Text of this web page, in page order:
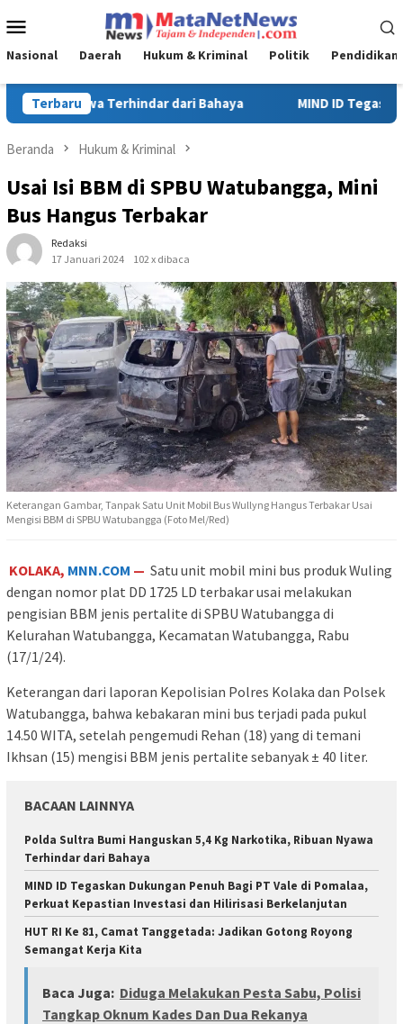
ke
Mobile
Nasional Daerah Hukum & Kriminal Politik Pendidikan
Terbaru
MIND ID Tegaskan Dukungan Penuh Bagi PT Vale di
Beranda Hukum & Kriminal
Usai Isi BBM di SPBU Watubangga, Mini
Bus Hangus Terbakar
Redaksi
17 Januari 2024
102 x dibaca
Keterangan Gambar, Tanpak Satu Unit Mobil Bus Wullyng Hangus Terbakar Usai
Mengisi BBM di SPBU Watubangga (Foto Mel/Red)
KOLAKA, MNN.COM — Satu unit mobil mini bus produk Wuling
dengan nomor plat DD 1725 LD terbakar usai melakukan
pengisian BBM jenis pertalite di SPBU Watubangga di
Kelurahan Watubangga, Kecamatan Watubangga, Rabu
(17/1/24).
Keterangan dari laporan Kepolisian Polres Kolaka dan Polsek
Watubangga, bahwa kebakaran mini bus terjadi pada pukul
14.50 WITA, setelah pengemudi Rehan (18) yang di temani
Ikhsan (15) mengisi BBM jenis pertalite sebanyak ± 40 liter.
BACAAN LAINNYA
Polda Sultra Bumi Hanguskan 5,4 Kg Narkotika, Ribuan Nyawa
Terhindar dari Bahaya
MIND ID Tegaskan Dukungan Penuh Bagi PT Vale di Pomalaa,
Perkuat Kepastian Investasi dan Hilirisasi Berkelanjutan
HUT RI Ke 81, Camat Tanggetada: Jadikan Gotong Royong
Semangat Kerja Kita
Baca Juga: Diduga Melakukan Pesta Sabu, Polisi
Tangkap Oknum Kades Dan Dua Rekanya